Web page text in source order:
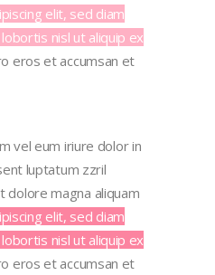
elit, sed diam
nisl ut aliquip ex
eros et accumsan et
vel eum iriure dolor in
luptatum zzril
dolore magna aliquam
elit, sed diam
nisl ut aliquip ex
eros et accumsan et